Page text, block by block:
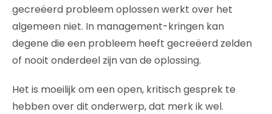
gecreëerd probleem oplossen werkt over het
algemeen niet. In management-kringen kan
degene die een probleem heeft gecreëerd zelden
of nooit onderdeel zijn van de oplossing.
Het is moeilijk om een open, kritisch gesprek te
hebben over dit onderwerp, dat merk ik wel.